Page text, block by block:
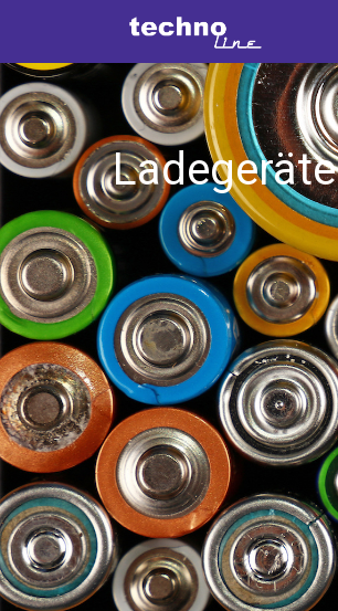
Ladegeräte